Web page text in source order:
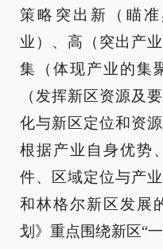
策略突出新（瞄
业）、高（突出产
集（体现产业的集
（发挥新区资源及
化与新区定位和资
根据产业自身优势
件、区域定位与产
和林格尔新区发展
划》重点围绕新区“